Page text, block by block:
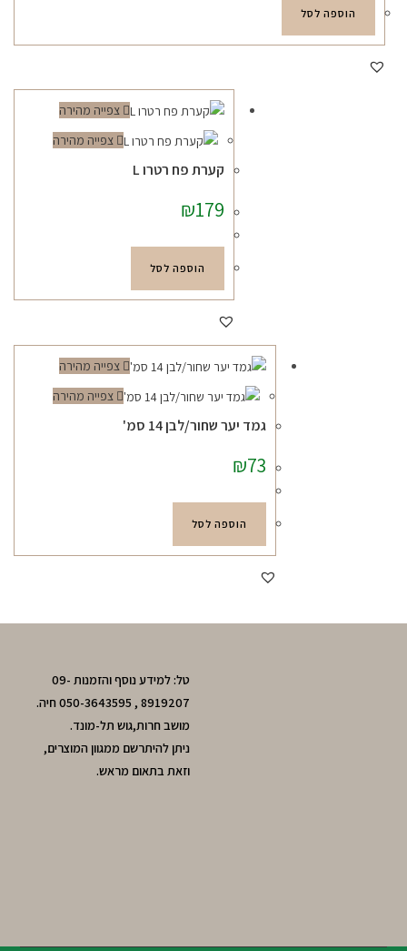
הוספה לסל
צפייה מהירה
צפייה מהירה
קערת פח רטרו L
₪179
הוספה לסל
צפייה מהירה
צפייה מהירה
גמד יער שחור/לבן 14 סמ'
₪73
הוספה לסל
טל: למידע נוסף והזמנות 09-
8919207 , 050-3643595 חיה.
מושב חרות,גוש תל-מונד.
ניתן להיתרשם ממגוון המוצרים,
וזאת בתאום מראש.